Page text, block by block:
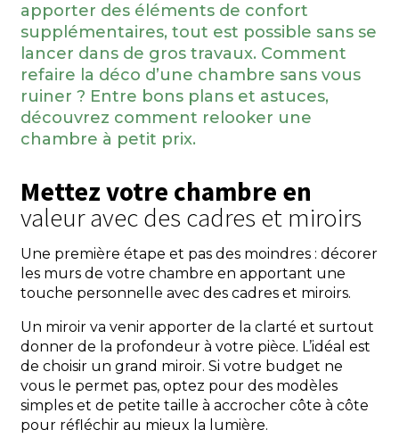
apporter des éléments de confort
supplémentaires, tout est possible sans se
lancer dans de gros travaux. Comment
refaire la déco d’une chambre sans vous
ruiner ? Entre bons plans et astuces,
découvrez comment relooker une
chambre à petit prix.
Mettez votre chambre en
valeur avec des cadres et miroirs
Une première étape et pas des moindres : décorer
les murs de votre chambre en apportant une
touche personnelle avec des cadres et miroirs.
Un miroir va venir apporter de la clarté et surtout
donner de la profondeur à votre pièce. L’idéal est
de choisir un grand miroir. Si votre budget ne
vous le permet pas, optez pour des modèles
simples et de petite taille à accrocher côte à côte
pour réfléchir au mieux la lumière.